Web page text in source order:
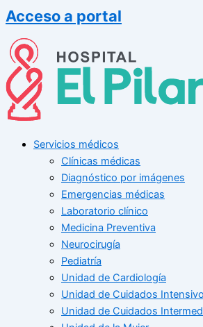
Acceso a portal
Servicios médicos
Clínicas médicas
Diagnóstico por imágenes
Emergencias médicas
Laboratorio clínico
Medicina Preventiva
Neurocirugía
Pediatría
Unidad de Cardiología
Unidad de Cuidados
Unidad de Cuidados